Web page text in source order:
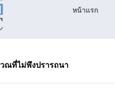
หน้าแรก
วณที่ไม่พึงปรารถนา